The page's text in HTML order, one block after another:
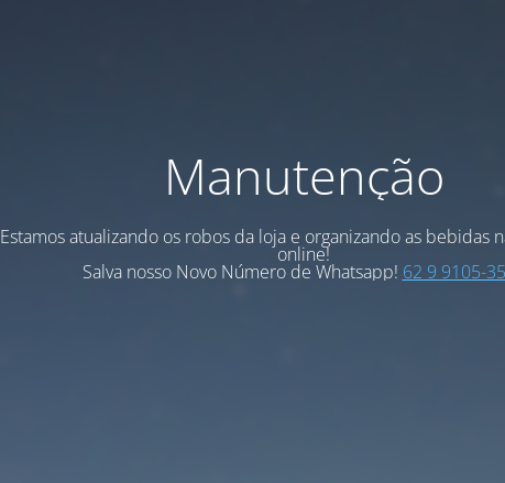
Manutenção
Estamos atualizando os robos da loja e organizando as bebidas
online!
Salva nosso Novo Número de Whatsapp! 62 9 9105-